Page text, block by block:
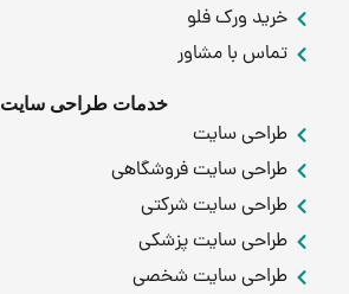
خرید ورک فلو
تماس با مشاور
خدمات طراحی سایت
طراحی سایت
طراحی سایت فروشگاهی
طراحی سایت شرکتی
طراحی سایت پزشکی
طراحی سایت شخصی